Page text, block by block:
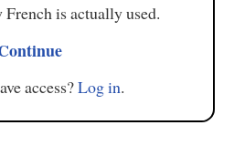
French is actually used.
access?Log in.